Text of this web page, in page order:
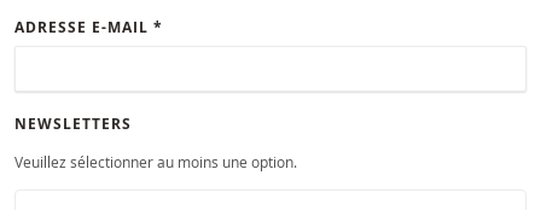
ADRESSE E-MAIL *
NEWSLETTERS
Veuillez sélectionner au moins une option.